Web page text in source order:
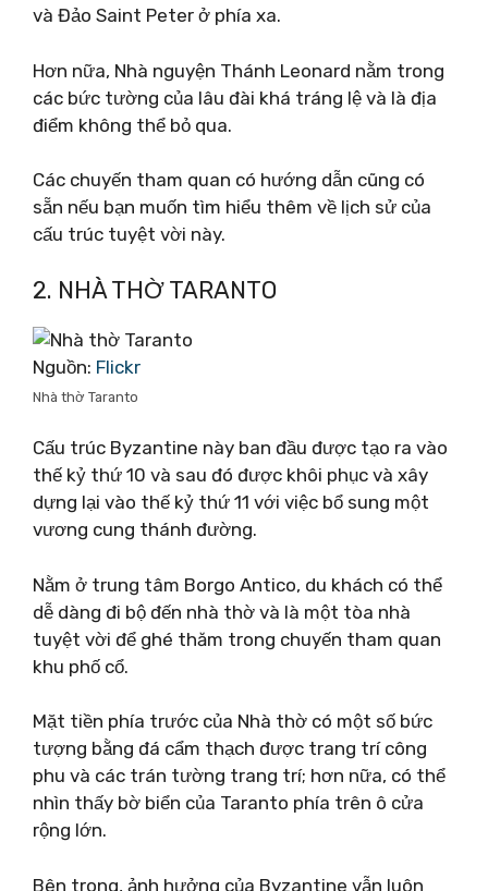
và Đảo Saint Peter ở phía xa.
Hơn nữa, Nhà nguyện Thánh Leonard nằm trong
các bức tường của lâu đài khá tráng lệ và là địa
điểm không thể bỏ qua.
Các chuyến tham quan có hướng dẫn cũng có
sẵn nếu bạn muốn tìm hiểu thêm về lịch sử của
cấu trúc tuyệt vời này.
2. NHÀ THỜ TARANTO
Nguồn: Flickr
Nhà thờ Taranto
Cấu trúc Byzantine này ban đầu được tạo ra vào
thế kỷ thứ 10 và sau đó được khôi phục và xây
dựng lại vào thế kỷ thứ 11 với việc bổ sung một
vương cung thánh đường.
Nằm ở trung tâm Borgo Antico, du khách có thể
dễ dàng đi bộ đến nhà thờ và là một tòa nhà
tuyệt vời để ghé thăm trong chuyến tham quan
khu phố cổ.
Mặt tiền phía trước của Nhà thờ có một số bức
tượng bằng đá cẩm thạch được trang trí công
phu và các trán tường trang trí; hơn nữa, có thể
nhìn thấy bờ biển của Taranto phía trên ô cửa
rộng lớn.
Bên trong, ảnh hưởng của Byzantine vẫn luôn